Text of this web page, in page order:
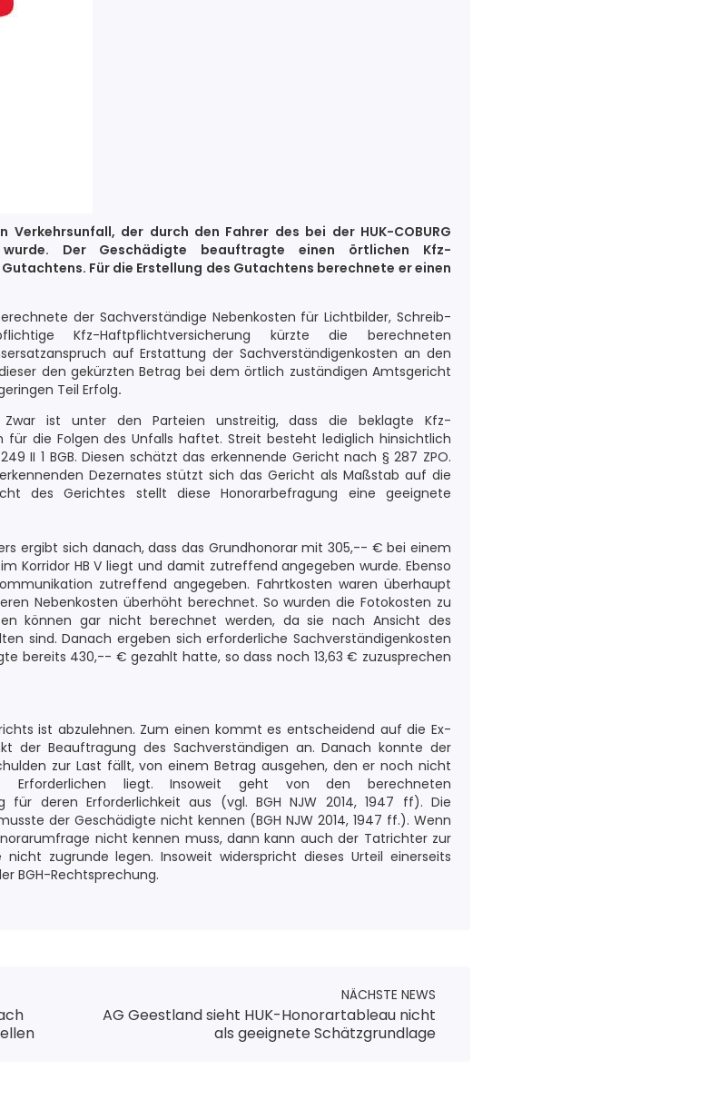
Verkehrsunfall, der durch den Fahrer des bei der HUK-COBURG
wurde. Der Geschädigte beauftragte einen örtlichen Kfz-
Für die Erstellung des Gutachtens berechnete er einen
der Sachverständige Nebenkosten für Lichtbilder, Schreib-
Kfz-Haftpflichtversicherung kürzte die berechneten
auf Erstattung der Sachverständigenkosten an den
den gekürzten Betrag bei dem örtlich zuständigen Amtsgericht
Teil Erfolg.
ist unter den Parteien unstreitig, dass die beklagte Kfz-
die Folgen des Unfalls haftet. Streit besteht lediglich hinsichtlich
II 1 BGB. Diesen schätzt das erkennende Gericht nach § 287 ZPO.
Dezernates stützt sich das Gericht als Maßstab auf die
des Gerichtes stellt diese Honorarbefragung eine geeignete
ergibt sich danach, dass das Grundhonorar mit 305,-- € bei einem
Korridor HB V liegt und damit zutreffend angegeben wurde. Ebenso
zutreffend angegeben. Fahrtkosten waren überhaupt
Nebenkosten überhöht berechnet. So wurden die Fotokosten zu
können gar nicht berechnet werden, da sie nach Ansicht des
sind. Danach ergeben sich erforderliche Sachverständigenkosten
bereits 430,-- € gezahlt hatte, so dass noch 13,63 € zuzusprechen
ist abzulehnen. Zum einen kommt es entscheidend auf die Ex-
der Beauftragung des Sachverständigen an. Danach konnte der
zur Last fällt, von einem Betrag ausgehen, den er noch nicht
liegt. Insoweit geht von den berechneten
für deren Erforderlichkeit aus (vgl. BGH NJW 2014, 1947 ff). Die
der Geschädigte nicht kennen (BGH NJW 2014, 1947 ff.). Wenn
nicht kennen muss, dann kann auch der Tatrichter zur
zugrunde legen. Insoweit widerspricht dieses Urteil einerseits
BGH-Rechtsprechung.
NÄCHSTE NEWS
AG Geestland sieht HUK-Honorartableau nicht
als geeignete Schätzgrundlage